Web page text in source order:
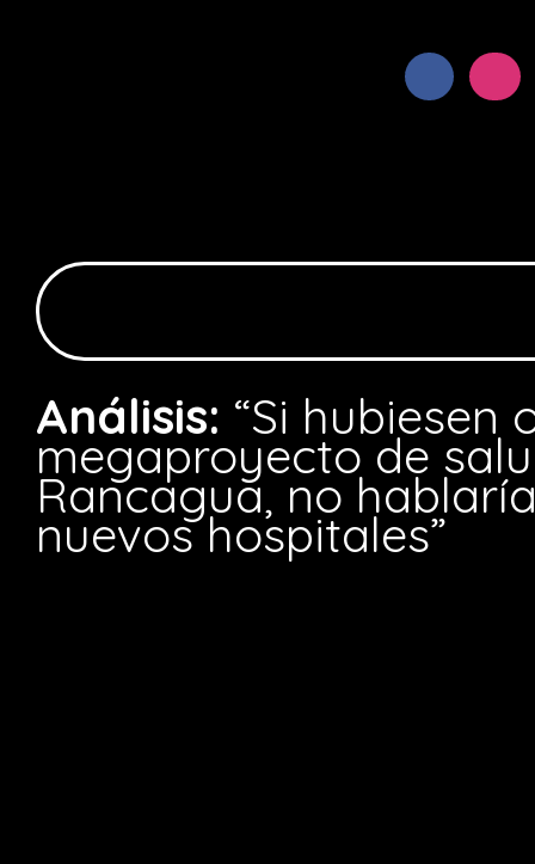
Análisis: “Si hubiesen
megaproyecto de
Rancagua, no
nuevos hospitales”